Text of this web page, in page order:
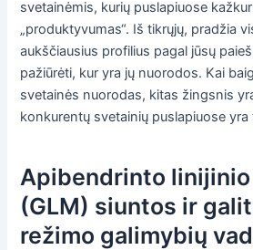
svetainėmis, kurių puslapiuose
„produktyvumas“. Iš tikrųjų, pradžia
aukščiausius profilius pagal jūsų
pažiūrėti, kur yra jų nuorodos. Kai
svetainės nuorodas, kitas žingsnis
konkurentų svetainių puslapiuose
Apibendrinto
(GLM) siuntos ir
režimo galimybių